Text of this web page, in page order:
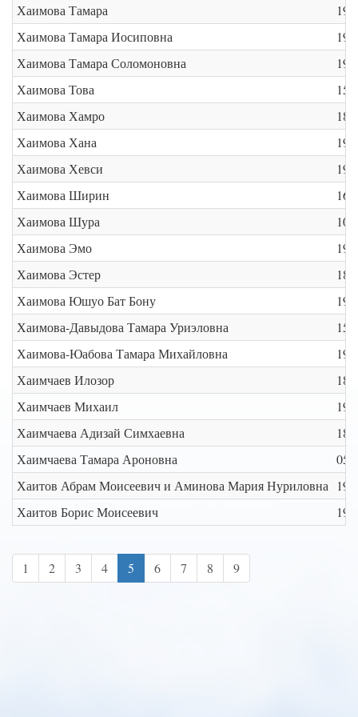
Хаимова Тамара
Хаимова Тамара Иосиповна
Хаимова Тамара Соломоновна
Хаимова Това
15/
Хаимова Хамро
Хаимова Хана
Хаимова Хевси
Хаимова Ширин
16
Хаимова Шура
10/
Хаимова Эмо
Хаимова Эстер
Хаимова Юшуо Бат Бону
Хаимова-Давыдова Тамара Уриэловна
15/
Хаимова-Юабова Тамара Михайловна
Хаимчаев Илозор
Хаимчаев Михаил
Хаимчаева Адизай Симхаевна
Хаимчаева Тамара Ароновна
05/
Хаитов Абрам Моисеевич и Аминова Мария Нуриловна
Хаитов Борис Моисеевич
1 2 3 4 5 6 7 8 9